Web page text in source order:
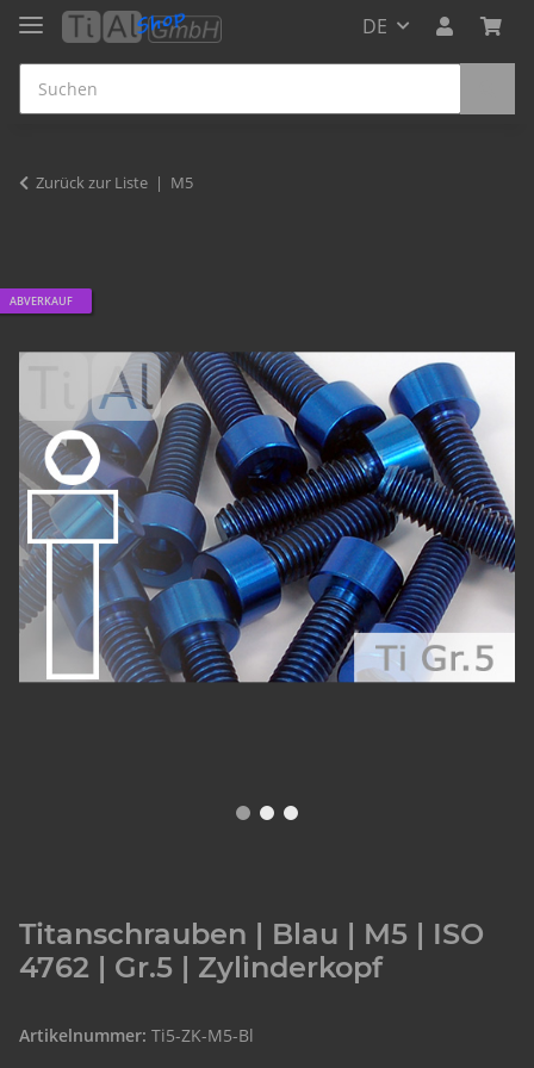
DE
Zurück zur Liste M5
ABVERKAUF
Titanschrauben | Blau | M5 | ISO
4762 | Gr.5 | Zylinderkopf
Artikelnummer: Ti5-ZK-M5-Bl